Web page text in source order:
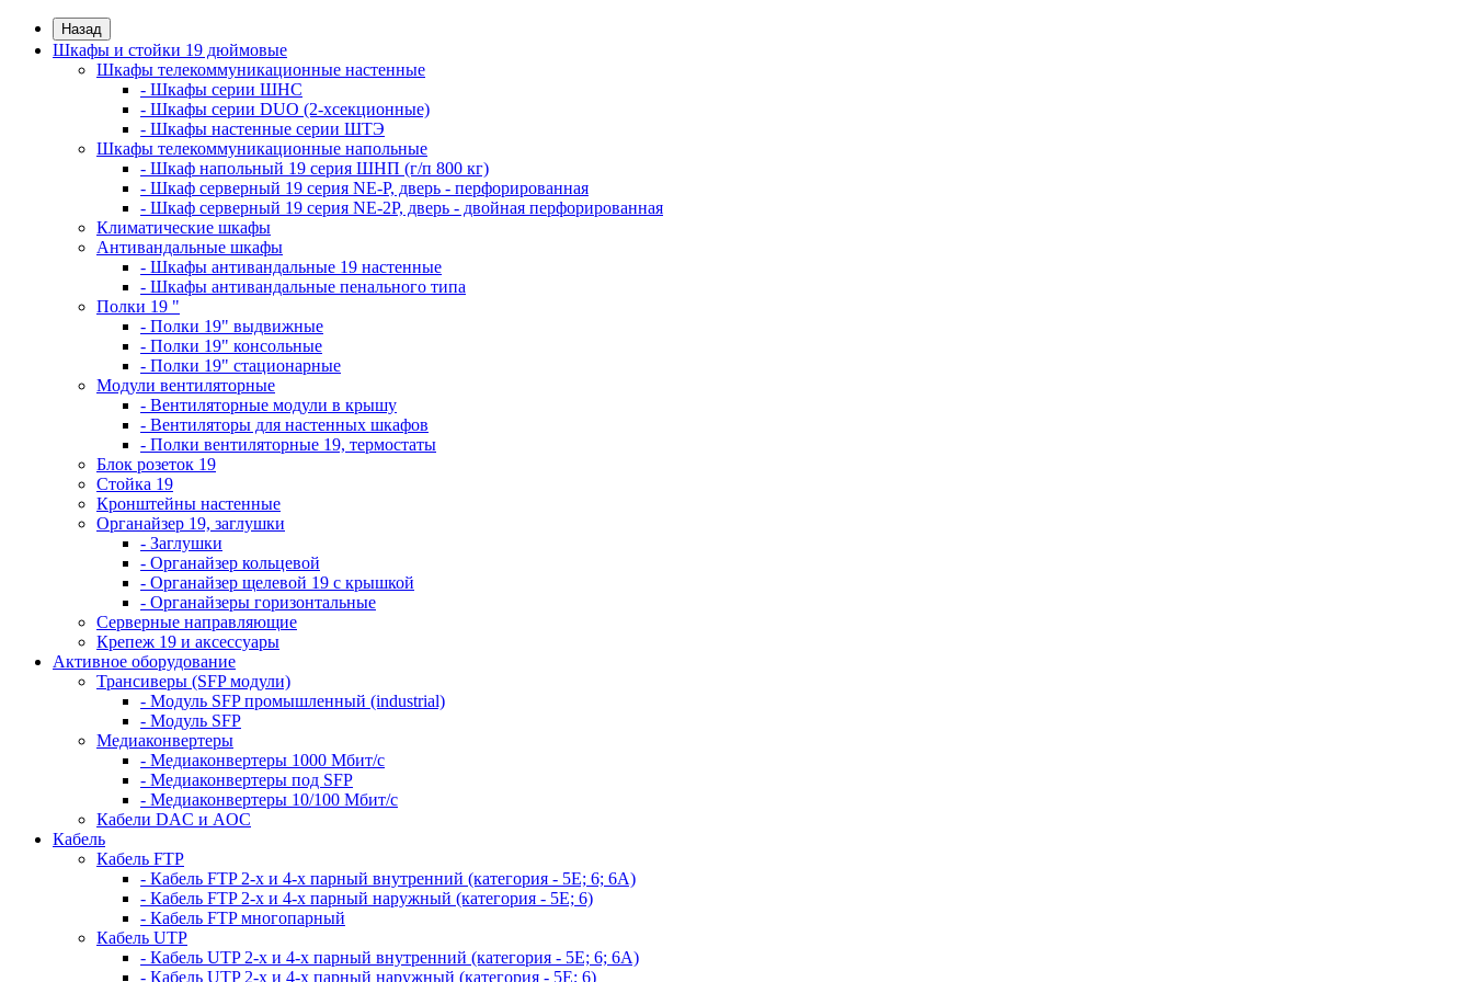
Назад
Шкафы и стойки 19 дюймовые
Шкафы телекоммуникационные настенные
- Шкафы серии ШНС
- Шкафы серии DUO (2-хсекционные)
- Шкафы настенные серии ШТЭ
Шкафы телекоммуникационные напольные
- Шкаф напольный 19 серия ШНП (г/п 800 кг)
- Шкаф серверный 19 серия NE-P, дверь - перфорированная
- Шкаф серверный 19 серия NE-2P, дверь - двойная перфорированная
Климатические шкафы
Антивандальные шкафы
- Шкафы антивандальные 19 настенные
- Шкафы антивандальные пенального типа
Полки 19 "
- Полки 19" выдвижные
- Полки 19" консольные
- Полки 19" стационарные
Модули вентиляторные
- Вентиляторные модули в крышу
- Вентиляторы для настенных шкафов
- Полки вентиляторные 19, термостаты
Блок розеток 19
Стойка 19
Кронштейны настенные
Органайзер 19, заглушки
- Заглушки
- Органайзер кольцевой
- Органайзер щелевой 19 с крышкой
- Органайзеры горизонтальные
Серверные направляющие
Крепеж 19 и аксессуары
Активное оборудование
Трансиверы (SFP модули)
- Модуль SFP промышленный (industrial)
- Модуль SFP
Медиаконвертеры
- Медиаконвертеры 1000 Мбит/с
- Медиаконвертеры под SFP
- Медиаконвертеры 10/100 Мбит/с
Кабели DAC и AOC
Кабель
Кабель FTP
- Кабель FTP 2-х и 4-х парный внутренний (категория - 5Е; 6; 6А)
- Кабель FTP 2-х и 4-х парный наружный (категория - 5Е; 6)
- Кабель FTP многопарный
Кабель UTP
- Кабель UTP 2-х и 4-х парный внутренний (категория - 5Е; 6; 6А)
- Кабель UTP 2-х и 4-х парный наружный (категория - 5Е; 6)